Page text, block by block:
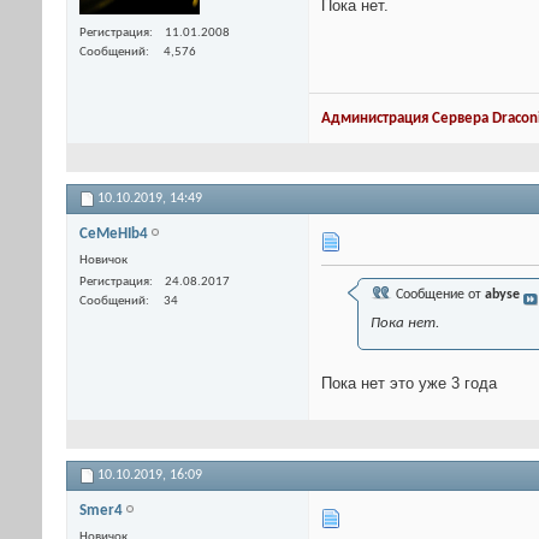
Регистрация
11.01.2008
Сообщений
4,576
Пока нет.
Администрация Сервера
10.10.2019, 14:49
CeMeHIb4
Новичок
Регистрация
24.08.2017
Сообщений
34 Сообщение от abyse
Пока нет.
Пока нет это уже 3 года
10.10.2019, 16:09
Smer4